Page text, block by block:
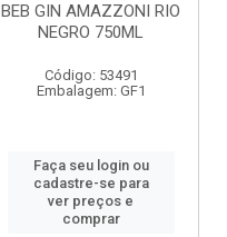
BEB GIN AMAZZONI RIO
NEGRO 750ML
Código: 53491
Embalagem: GF1
Faça seu login ou
cadastre-se para
ver preços e
comprar